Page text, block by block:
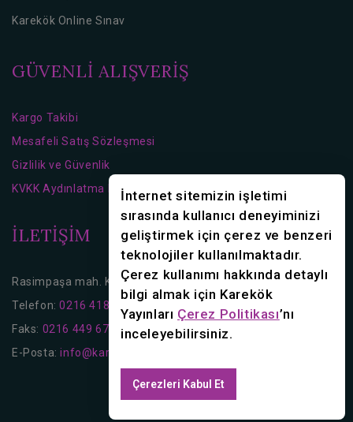
Karekök Online Sınav
GÜVENLİ ALIŞVERİŞ
Kargo Takibi
Mesafeli Satış Sözleşmesi
Gizlilik ve Güvenlik
KVKK Aydınlatma Metni
İLETİŞİM
Rasimpaşa mah. Karakolhane Cd. No:16 Kadıköy/İstanbul
Telefon:0216 418 36 70
0216 418 36 80
Faks: 0216 449 67 56
E-Posta:info@karekok.com.tr
İnternet sitemizin işletimi
sırasında kullanıcı deneyiminizi
geliştirmek için çerez ve benzeri
teknolojiler kullanılmaktadır.
Çerez kullanımı hakkında detaylı
bilgi almak için Karekök
Yayınları Çerez Politikası’nı
inceleyebilirsiniz.
Çerezleri Kabul Et